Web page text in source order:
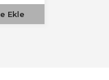
Ekle